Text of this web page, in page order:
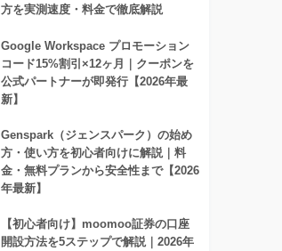
方を実測速度・料金で徹底解説
Google Workspace プロモーション
コード15%割引×12ヶ月｜クーポンを
公式パートナーが即発行【2026年最
新】
Genspark（ジェンスパーク）の始め
方・使い方を初心者向けに解説｜料
金・無料プランから安全性まで【2026
年最新】
【初心者向け】moomoo証券の口座
開設方法を5ステップで解説｜2026年